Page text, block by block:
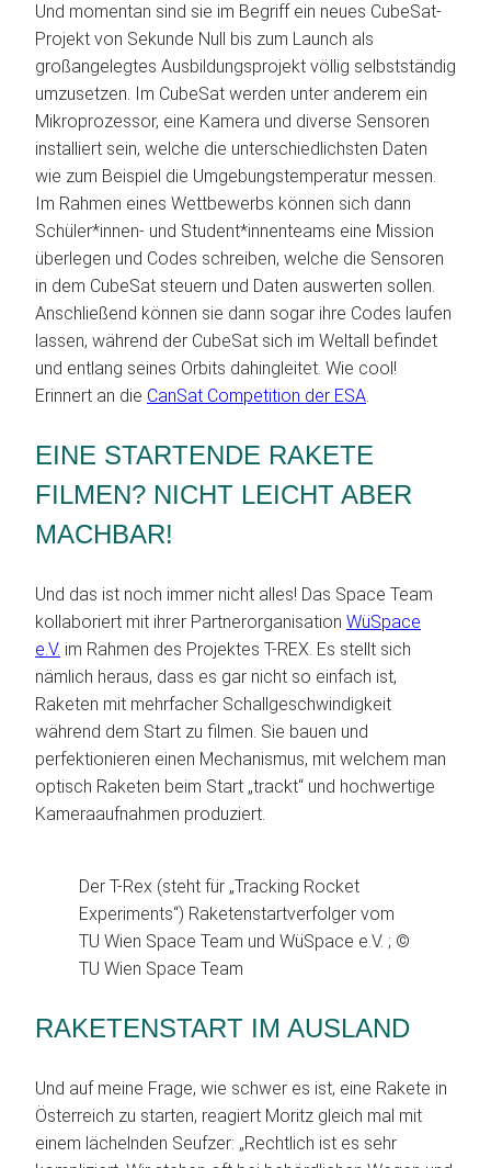
Und momentan sind sie im Begriff ein neues CubeSat-
Projekt von Sekunde Null bis zum Launch als
großangelegtes Ausbildungsprojekt völlig selbstständig
umzusetzen. Im CubeSat werden unter anderem ein
Mikroprozessor, eine Kamera und diverse Sensoren
installiert sein, welche die unterschiedlichsten Daten
wie zum Beispiel die Umgebungstemperatur messen.
Im Rahmen eines Wettbewerbs können sich dann
Schüler*innen- und Student*innenteams eine Mission
überlegen und Codes schreiben, welche die Sensoren
in dem CubeSat steuern und Daten auswerten sollen.
Anschließend können sie dann sogar ihre Codes laufen
lassen, während der CubeSat sich im Weltall befindet
und entlang seines Orbits dahingleitet. Wie cool!
Erinnert an die CanSat Competition der ESA.
EINE STARTENDE RAKETE
FILMEN? NICHT LEICHT ABER
MACHBAR!
Und das ist noch immer nicht alles! Das Space Team
kollaboriert mit ihrer Partnerorganisation WüSpace
e.V. im Rahmen des Projektes T-REX. Es stellt sich
nämlich heraus, dass es gar nicht so einfach ist,
Raketen mit mehrfacher Schallgeschwindigkeit
während dem Start zu filmen. Sie bauen und
perfektionieren einen Mechanismus, mit welchem man
optisch Raketen beim Start „trackt“ und hochwertige
Kameraaufnahmen produziert.
Der T-Rex (steht für „Tracking Rocket
Experiments“) Raketenstartverfolger vom
TU Wien Space Team und WüSpace e.V. ; ©
TU Wien Space Team
RAKETENSTART IM AUSLAND
Und auf meine Frage, wie schwer es ist, eine Rakete in
Österreich zu starten, reagiert Moritz gleich mal mit
einem lächelnden Seufzer: „Rechtlich ist es sehr